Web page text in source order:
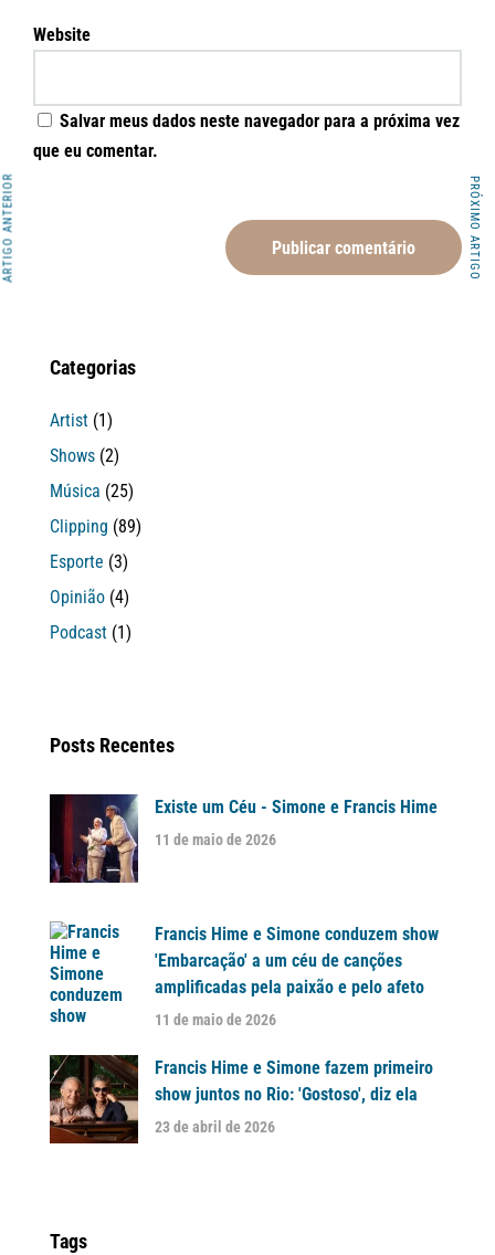
Website
Salvar meus dados neste navegador para a próxima vez
que eu comentar.
ARTIGO ANTERIOR PRÓXIMO ARTIGO
Categorias
Artist (1)
Shows (2)
Música (25)
Clipping (89)
Esporte (3)
Opinião (4)
Podcast (1)
Posts Recentes
Existe um Céu - Simone e Francis Hime
11 de maio de 2026
Francis Hime e Simone conduzem show
'Embarcação' a um céu de canções
amplificadas pela paixão e pelo afeto
11 de maio de 2026
Francis Hime e Simone fazem primeiro
show juntos no Rio: 'Gostoso', diz ela
23 de abril de 2026
Tags